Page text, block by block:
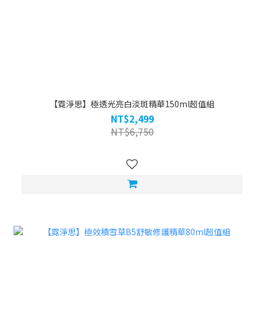
【霓淨思】極透光亮白淡斑精華150ml超值組
NT$2,499
NT$6,750